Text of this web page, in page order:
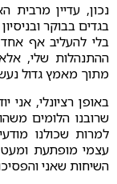
נכון, עדיין מרבית
בגדים בבוקר
בלי להעליב אף
ההתנהלות שלי,
מתוך מאמץ גדול
באופן רציונלי,
שרובנו הלומים
למרות שכולנו
עצמי מופתעת ומעט
השיחות שאני